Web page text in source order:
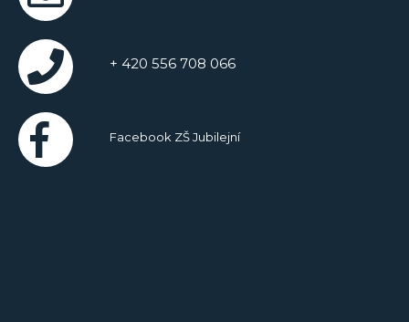
+ 420 556 708 066
Facebook ZŠ Jubilejní